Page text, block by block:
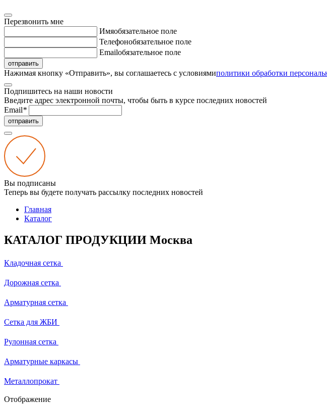
Перезвонить мне
Имяобязательное поле
Телефонобязательное поле
Emailобязательное поле
отправить
Нажимая кнопку «Отправить», вы соглашаетесь с условиямиполитики обработки
Подпишитесь на наши новости
Введите адрес электронной почты, чтобы быть в курсе последних новостей
Email*
отправить
Вы подписаны
Теперь вы будете получать рассылку последних новостей
Главная
Каталог
КАТАЛОГ ПРОДУКЦИИ Москва
Кладочная сетка
Дорожная сетка
Арматурная сетка
Сетка для ЖБИ
Рулонная сетка
Арматурные каркасы
Металлопрокат
Отображение